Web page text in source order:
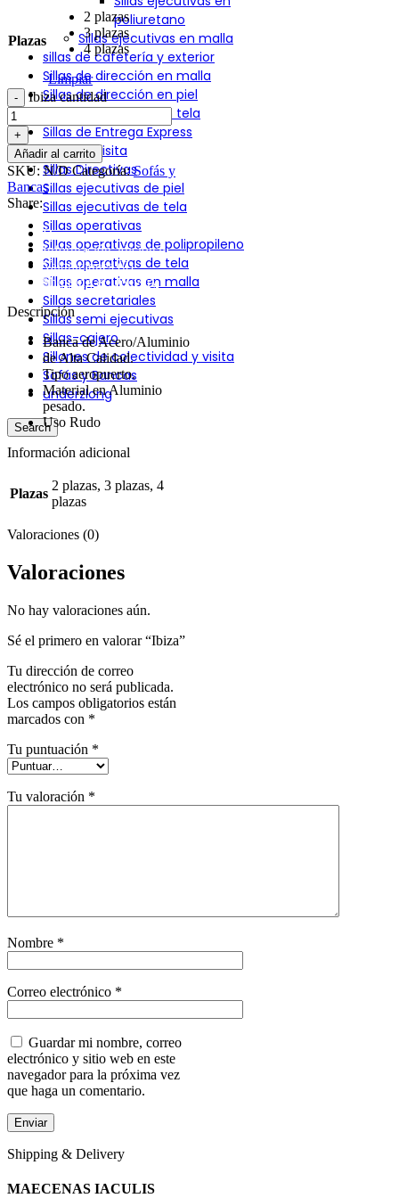
poliuretano
Sillas ejecutivas en malla
sillas de cafetería y exterior
Sillas de dirección en malla
Sillas de dirección en piel
Sillas de dirección en tela
Sillas de Entrega Express
Sillas de visita
Sillas Directivas
Sillas ejecutivas de piel
Sillas ejecutivas de tela
Sillas operativas
Sillas operativas de polipropileno
Sillas operativas de tela
Sillas operativas en malla
Sillas secretariales
Sillas semi ejecutivas
Sillas-cajero
Sillones de colectividad y visita
Sofás y Bancas
underzlong
Search
Plazas
2 plazas
3 plazas
4 plazas
Limpiar
Ibiza cantidad
Añadir al carrito
SKU:N/DCategoría: Sofás y
Bancas
Share:
Descripción
Información adicional
Valoraciones (0)
Shipping & Delivery
Descripción
Banca de Acero/Aluminio
de Alta Calidad.
Tipo aeropuerto.
Material en Aluminio
pesado.
Uso Rudo
Información adicional
Plazas
2 plazas, 3 plazas, 4
plazas
Valoraciones (0)
Valoraciones
No hay valoraciones aún.
Sé el primero en valorar “Ibiza”
Tu dirección de correo
electrónico no será publicada.
Los campos obligatorios están
marcados con *
Tu puntuación *
Tu valoración *
Nombre *
Correo electrónico *
Guardar mi nombre, correo
electrónico y sitio web en este
navegador para la próxima vez
que haga un comentario.
Shipping & Delivery
MAECENAS IACULIS